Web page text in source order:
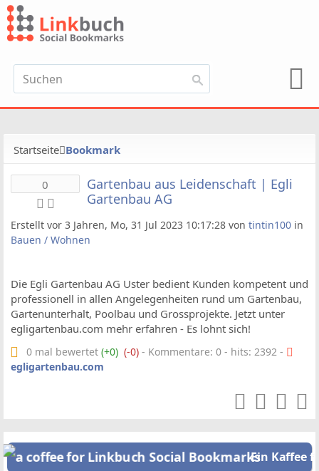
Startseite Bookmark
0
Gartenbau aus Leidenschaft | Egli
Gartenbau AG
Erstellt vor 3 Jahren, Mo, 31 Jul 2023 10:17:28 von tintin100 in
Bauen / Wohnen
Die Egli Gartenbau AG Uster bedient Kunden kompetent und
professionell in allen Angelegenheiten rund um Gartenbau,
Gartenunterhalt, Poolbau und Grossprojekte. Jetzt unter
egligartenbau.com mehr erfahren - Es lohnt sich!
0 mal bewertet (+0) (-0) - Kommentare: 0 - hits: 2392 -
egligartenbau.com
Ein Kaffee